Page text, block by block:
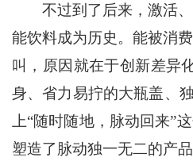
不过到了后来，激活、
能饮料成为历史。能被消
叫，原因就在于创新差异
身、省力易拧的大瓶盖、
上“随时随地，脉动回来”
塑造了脉动独一无二的产品